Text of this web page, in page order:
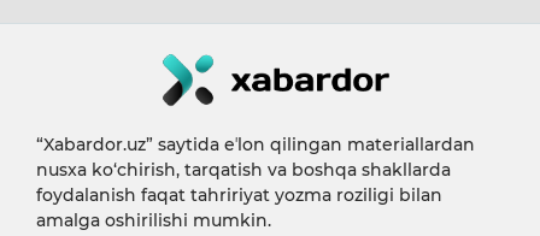
“Xabardor.uz” saytida eʼlon qilingan materiallardan
nusxa ko‘chirish, tarqatish va boshqa shakllarda
foydalanish faqat tahririyat yozma roziligi bilan
amalga oshirilishi mumkin.